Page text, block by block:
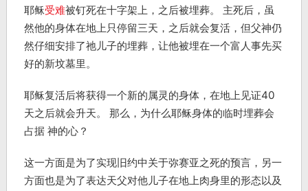
耶稣受难被钉死在十字架上，之后被埋葬。 主死后，虽
然他的身体在地上只停留三天，之后就会复活，但父神仍
然仔细安排了祂儿子的埋葬，让他被埋在一个富人事先买
好的新坟墓里。
耶稣复活后将获得一个新的属灵的身体，在地上见证40
天之后就会升天。 那么，为什么耶稣身体的临时埋葬会
占据 神的心？
这一方面是为了实现旧约中关于弥赛亚之死的预言，另一
方面也是为了表达天父对他儿子在地上肉身里的形态以及